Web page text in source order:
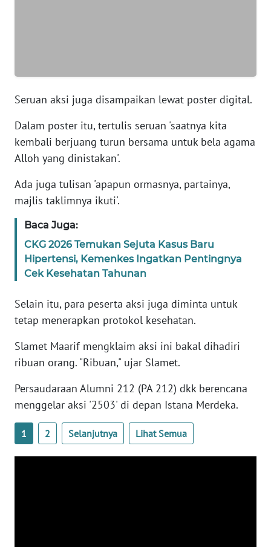
Seruan aksi juga disampaikan lewat poster digital.
Dalam poster itu, tertulis seruan 'saatnya kita
kembali berjuang turun bersama untuk bela agama
Alloh yang dinistakan'.
Ada juga tulisan 'apapun ormasnya, partainya,
majlis taklimnya ikuti'.
Baca Juga:
CKG 2026 Temukan Sejuta Kasus Baru
Hipertensi, Kemenkes Ingatkan Pentingnya
Cek Kesehatan Tahunan
Selain itu, para peserta aksi juga diminta untuk
tetap menerapkan protokol kesehatan.
Slamet Maarif mengklaim aksi ini bakal dihadiri
ribuan orang. "Ribuan," ujar Slamet.
Persaudaraan Alumni 212 (PA 212) dkk berencana
menggelar aksi '2503' di depan Istana Merdeka.
1 2 Selanjutnya Lihat Semua
KEPRI
WN
WN
BARAT
WN
RIAU
WN
SERAMBI
WN
JAMBI
SULTRA
WN
NTB